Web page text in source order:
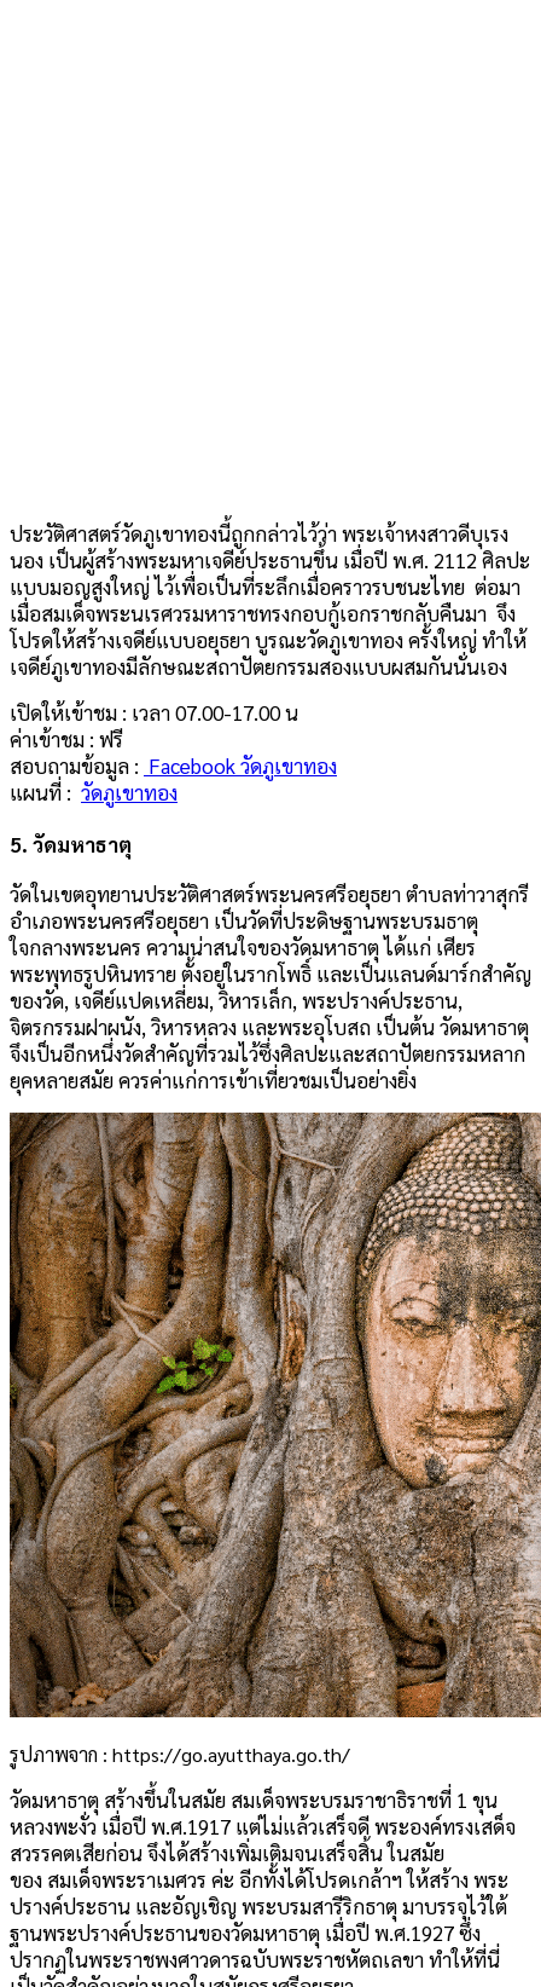
ประวัติศาสตร์วัดภูเขาทองนี้ถูกกล่าวไว้ว่า พระเจ้าหงสาวดีบุเรง
นอง เป็นผู้สร้างพระมหาเจดีย์ประธานขึ้น เมื่อปี พ.ศ. 2112 ศิลปะ
แบบมอญสูงใหญ่ ไว้เพื่อเป็นที่ระลึกเมื่อคราวรบชนะไทย ต่อมา
เมื่อสมเด็จพระนเรศวรมหาราชทรงกอบกู้เอกราชกลับคืนมา จึง
โปรดให้สร้างเจดีย์แบบอยุธยา บูรณะวัดภูเขาทอง ครั้งใหญ่ ทำให้
เจดีย์ภูเขาทองมีลักษณะสถาปัตยกรรมสองแบบผสมกันนั่นเอง
เปิดให้เข้าชม : เวลา 07.00-17.00 น
ค่าเข้าชม : ฟรี
สอบถามข้อมูล : Facebook วัดภูเขาทอง
แผนที่ : วัดภูเขาทอง
5. วัดมหาธาตุ
วัดในเขตอุทยานประวัติศาสตร์พระนครศรีอยุธยา ตำบลท่าวาสุกรี
อำเภอพระนครศรีอยุธยา เป็นวัดที่ประดิษฐานพระบรมธาตุ
ใจกลางพระนคร ความน่าสนใจของวัดมหาธาตุ ได้แก่ เศียร
พระพุทธรูปหินทราย ตั้งอยู่ในรากโพธิ์ และเป็นแลนด์มาร์กสำคัญ
ของวัด, เจดีย์แปดเหลี่ยม, วิหารเล็ก, พระปรางค์ประธาน,
จิตรกรรมฝาผนัง, วิหารหลวง และพระอุโบสถ เป็นต้น วัดมหาธาตุ
จึงเป็นอีกหนึ่งวัดสำคัญที่รวมไว้ซึ่งศิลปะและสถาปัตยกรรมหลาก
ยุคหลายสมัย ควรค่าแก่การเข้าเที่ยวชมเป็นอย่างยิ่ง
รูปภาพจาก : https://go.ayutthaya.go.th/
วัดมหาธาตุ สร้างขึ้นในสมัย สมเด็จพระบรมราชาธิราชที่ 1 ขุน
หลวงพะงั่ว เมื่อปี พ.ศ.1917 แต่ไม่แล้วเสร็จดี พระองค์ทรงเสด็จ
สวรรคตเสียก่อน จึงได้สร้างเพิ่มเติมจนเสร็จสิ้น ในสมัย
ของ สมเด็จพระราเมศวร ค่ะ อีกทั้งได้โปรดเกล้าฯ ให้สร้าง พระ
ปรางค์ประธาน และอัญเชิญ พระบรมสารีริกธาตุ มาบรรจุไว้ใต้
ฐานพระปรางค์ประธานของวัดมหาธาตุ เมื่อปี พ.ศ.1927 ซึ่ง
ปรากฏในพระราชพงศาวดารฉบับพระราชหัตถเลขา ทำให้ที่นี่